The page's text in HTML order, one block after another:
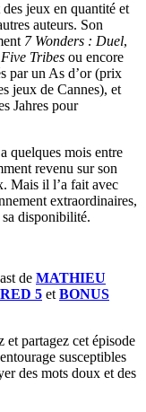
jeux en quantité et
auteurs. Son
7 Wonders : Duel,
Five Tribes ou encore
par un As d’or (prix
jeux de Cannes), et
Jahres pour
quelques mois entre
revenu sur son
Mais il l’a fait avec
extraordinaires,
disponibilité.
de MATHIEU
RED 5 et BONUS
et partagez cet épisode
susceptibles
des mots doux et des